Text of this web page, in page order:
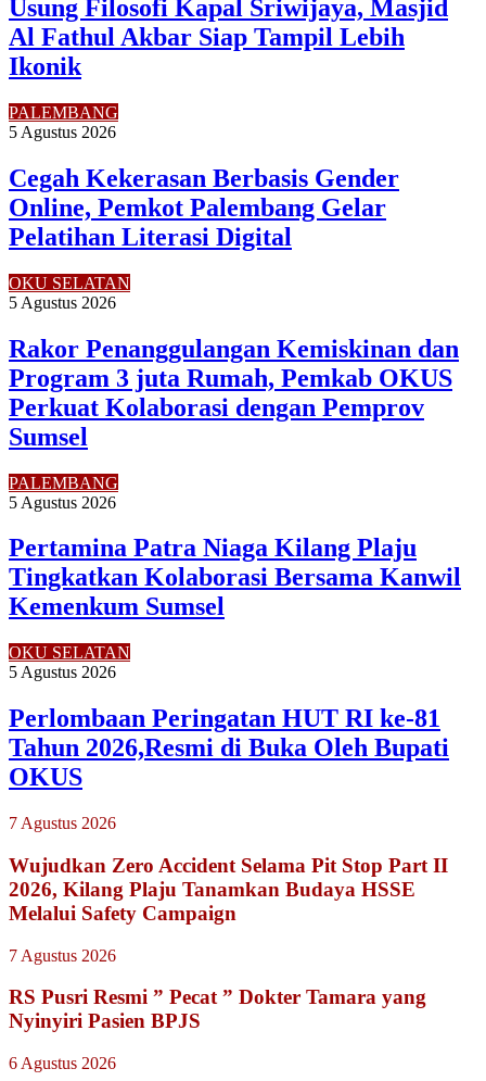
Usung Filosofi Kapal Sriwijaya, Masjid
Al Fathul Akbar Siap Tampil Lebih
Ikonik
PALEMBANG
5 Agustus 2026
Cegah Kekerasan Berbasis Gender
Online, Pemkot Palembang Gelar
Pelatihan Literasi Digital
OKU SELATAN
5 Agustus 2026
Rakor Penanggulangan Kemiskinan dan
Program 3 juta Rumah, Pemkab OKUS
Perkuat Kolaborasi dengan Pemprov
Sumsel
PALEMBANG
5 Agustus 2026
Pertamina Patra Niaga Kilang Plaju
Tingkatkan Kolaborasi Bersama Kanwil
Kemenkum Sumsel
OKU SELATAN
5 Agustus 2026
Perlombaan Peringatan HUT RI ke-81
Tahun 2026,Resmi di Buka Oleh Bupati
OKUS
7 Agustus 2026
Wujudkan Zero Accident Selama Pit Stop Part II
2026, Kilang Plaju Tanamkan Budaya HSSE
Melalui Safety Campaign
7 Agustus 2026
RS Pusri Resmi ” Pecat ” Dokter Tamara yang
Nyinyiri Pasien BPJS
6 Agustus 2026